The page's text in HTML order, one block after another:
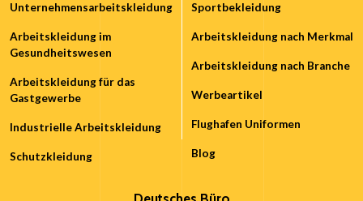
Unternehmensarbeitskleidung
Arbeitskleidung im
Gesundheitswesen
Arbeitskleidung für das
Gastgewerbe
Industrielle Arbeitskleidung
Schutzkleidung
Sportbekleidung
Arbeitskleidung nach Merkmal
Arbeitskleidung nach Branche
Werbeartikel
Flughafen Uniformen
Blog